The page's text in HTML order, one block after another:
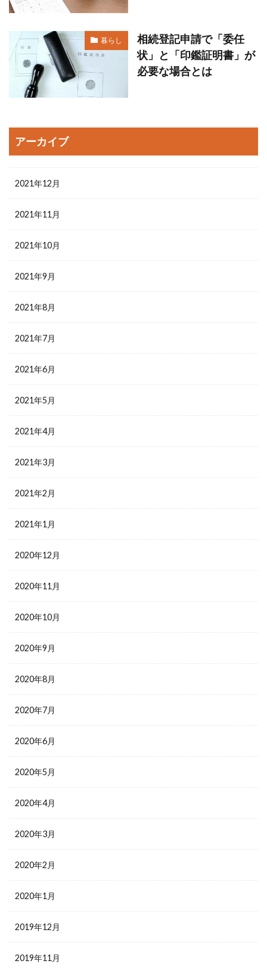
暮らし
相続登記申請で「委任
状」と「印鑑証明書」が
必要な場合とは
アーカイブ
2021年12月
2021年11月
2021年10月
2021年9月
2021年8月
2021年7月
2021年6月
2021年5月
2021年4月
2021年3月
2021年2月
2021年1月
2020年12月
2020年11月
2020年10月
2020年9月
2020年8月
2020年7月
2020年6月
2020年5月
2020年4月
2020年3月
2020年2月
2020年1月
2019年12月
2019年11月